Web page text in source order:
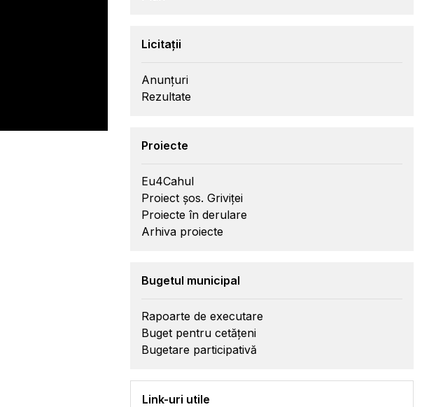
Licitații
Anunțuri
Rezultate
Proiecte
Eu4Cahul
Proiect șos. Griviței
Proiecte în derulare
Arhiva proiecte
Bugetul municipal
Rapoarte de executare
Buget pentru cetățeni
Bugetare participativă
Link-uri utile